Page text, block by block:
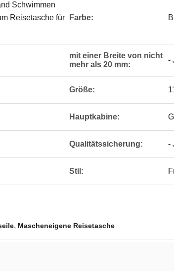
Schwimmen
Reisetasche für
Farbe:
mit einer Breite von nicht
mehr als 20 mm:
-
Größe:
Hauptkabine:
Qualitätssicherung: -
Stil:
, Mascheneigene Reisetasche